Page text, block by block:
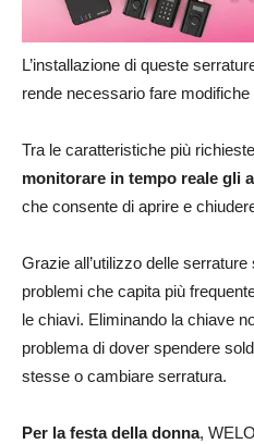
L’installazione di queste
rende necessario fare modifiche
Tra le caratteristiche più
monitorare in tempo reale gli
che consente di aprire e
Grazie all’utilizzo delle
problemi che capita più
le chiavi. Eliminando la chiave
problema di dover spendere
stesse o cambiare serratura.
Per la festa della donna,